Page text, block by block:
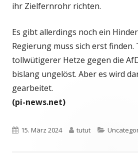
ihr Zielfernrohr richten.
Es gibt allerdings noch ein
Regierung muss sich erst
tollwütigerer Hetze gegen die
bislang ungelöst. Aber es wird
gearbeitet.
(pi-news.net)
Veröffentlicht
15. März 2024 Autor
tutut